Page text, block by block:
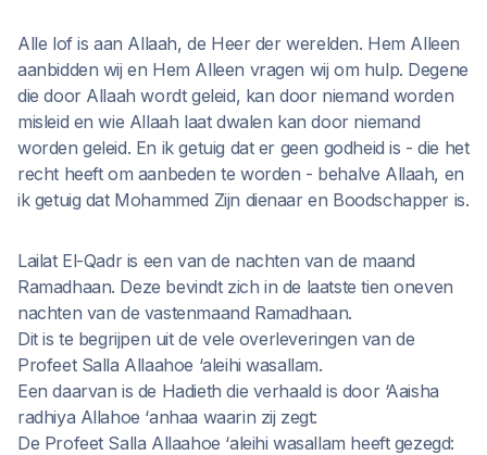
Alle lof is aan Allaah, de Heer der werelden. Hem Alleen
aanbidden wij en Hem Alleen vragen wij om hulp. Degene
die door Allaah wordt geleid, kan door niemand worden
misleid en wie Allaah laat dwalen kan door niemand
worden geleid. En ik getuig dat er geen godheid is - die het
recht heeft om aanbeden te worden - behalve Allaah, en
ik getuig dat Mohammed Zijn dienaar en Boodschapper is.
Lailat El-Qadr is een van de nachten van de maand
Ramadhaan. Deze bevindt zich in de laatste tien oneven
nachten van de vastenmaand Ramadhaan.
Dit is te begrijpen uit de vele overleveringen van de
Profeet Salla Allaahoe ‘aleihi wasallam.
Een daarvan is de Hadieth die verhaald is door ‘Aaisha
radhiya Allahoe ‘anhaa waarin zij zegt:
De Profeet Salla Allaahoe ‘aleihi wasallam heeft gezegd: